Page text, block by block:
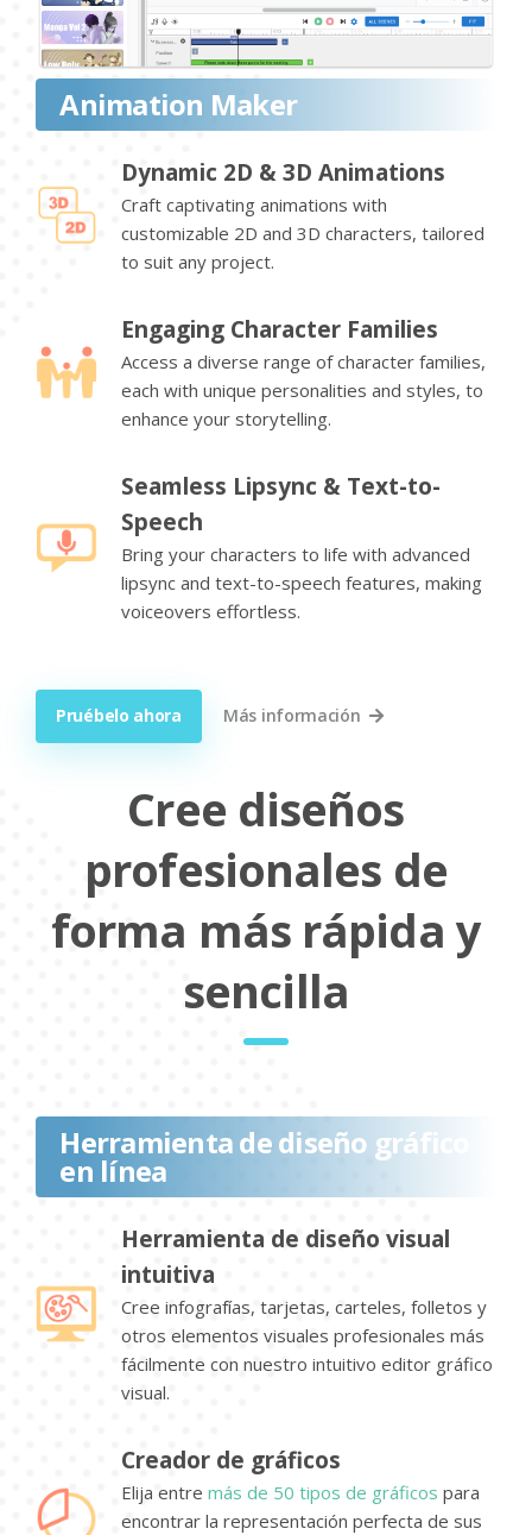
Animation Maker
Dynamic 2D & 3D Animations
Craft captivating animations with
customizable 2D and 3D characters, tailored
to suit any project.
Engaging Character Families
Access a diverse range of character families,
each with unique personalities and styles, to
enhance your storytelling.
Seamless Lipsync & Text-to-
Speech
Bring your characters to life with advanced
lipsync and text-to-speech features, making
voiceovers effortless.
Pruébelo ahora Más información
Cree diseños
profesionales de
forma más rápida y
sencilla
Herramienta de diseño gráfico
en línea
Herramienta de diseño visual
intuitiva
Cree infografías, tarjetas, carteles, folletos y
otros elementos visuales profesionales más
fácilmente con nuestro intuitivo editor gráfico
visual.
Creador de gráficos
Elija entre más de 50 tipos de gráficos para
encontrar la representación perfecta de sus